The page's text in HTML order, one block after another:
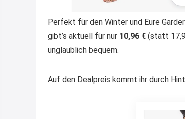
Perfekt für den Winter und Eure
gibt’s aktuell für nur 10,96 € (statt
unglaublich bequem.
Auf den Dealpreis kommt ihr durch